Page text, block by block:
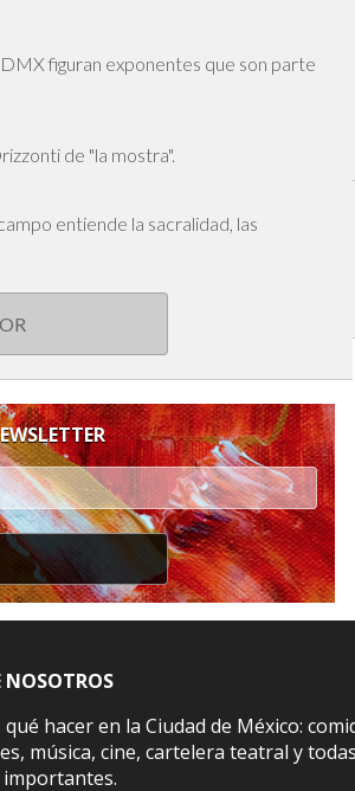
figuran exponentes que son parte
de "la mostra".
entiende la sacralidad, las
NOSOTROS
hacer en la Ciudad de México:
música, cine, cartelera teatral y todas